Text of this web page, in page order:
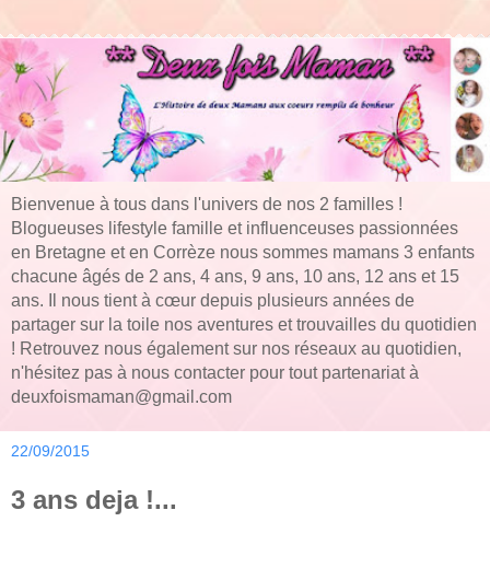
Bienvenue à tous dans l'univers de nos 2 familles !
Blogueuses lifestyle famille et influenceuses passionnées
en Bretagne et en Corrèze nous sommes mamans 3 enfants
chacune âgés de 2 ans, 4 ans, 9 ans, 10 ans, 12 ans et 15
ans. Il nous tient à cœur depuis plusieurs années de
partager sur la toile nos aventures et trouvailles du quotidien
! Retrouvez nous également sur nos réseaux au quotidien,
n'hésitez pas à nous contacter pour tout partenariat à
deuxfoismaman@gmail.com
22/09/2015
3 ans deja !...